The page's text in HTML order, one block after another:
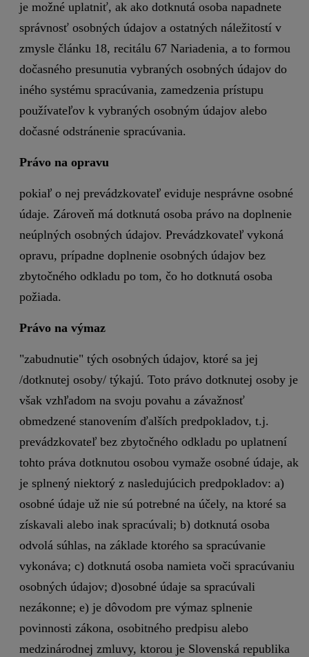
je možné uplatniť, ak ako dotknutá osoba napadnete
správnosť osobných údajov a ostatných náležitostí v
zmysle článku 18, recitálu 67 Nariadenia, a to formou
dočasného presunutia vybraných osobných údajov do
iného systému spracúvania, zamedzenia prístupu
používateľov k vybraných osobným údajov alebo
dočasné odstránenie spracúvania.
Právo na opravu
pokiaľ o nej prevádzkovateľ eviduje nesprávne osobné
údaje. Zároveň má dotknutá osoba právo na doplnenie
neúplných osobných údajov. Prevádzkovateľ vykoná
opravu, prípadne doplnenie osobných údajov bez
zbytočného odkladu po tom, čo ho dotknutá osoba
požiada.
Právo na výmaz
"zabudnutie" tých osobných údajov, ktoré sa jej
/dotknutej osoby/ týkajú. Toto právo dotknutej osoby je
však vzhľadom na svoju povahu a závažnosť
obmedzené stanovením ďalších predpokladov, t.j.
prevádzkovateľ bez zbytočného odkladu po uplatnení
tohto práva dotknutou osobou vymaže osobné údaje, ak
je splnený niektorý z nasledujúcich predpokladov: a)
osobné údaje už nie sú potrebné na účely, na ktoré sa
získavali alebo inak spracúvali; b) dotknutá osoba
odvolá súhlas, na základe ktorého sa spracúvanie
vykonáva; c) dotknutá osoba namieta voči spracúvaniu
osobných údajov; d)osobné údaje sa spracúvali
nezákonne; e) je dôvodom pre výmaz splnenie
povinnosti zákona, osobitného predpisu alebo
medzinárodnej zmluvy, ktorou je Slovenská republika